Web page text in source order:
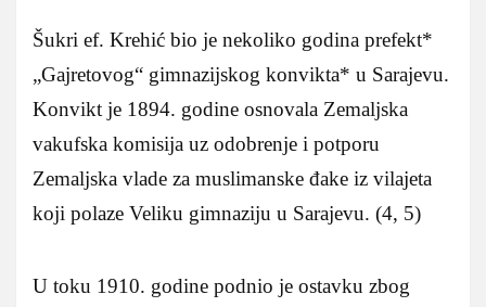
Šukri ef. Krehić bio je nekoliko godina prefekt*
„Gajretovog“ gimnazijskog konvikta* u Sarajevu.
Konvikt je 1894. godine osnovala Zemaljska
vakufska komisija uz odobrenje i potporu
Zemaljska vlade za muslimanske đake iz vilajeta
koji polaze Veliku gimnaziju u Sarajevu. (4, 5)
U toku 1910. godine podnio je ostavku zbog